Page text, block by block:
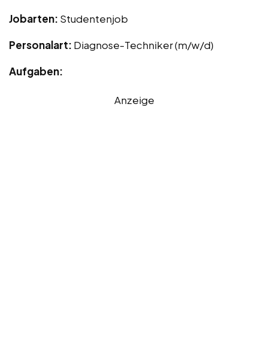
Jobarten: Studentenjob
Personalart: Diagnose-Techniker (m/w/d)
Aufgaben:
Anzeige